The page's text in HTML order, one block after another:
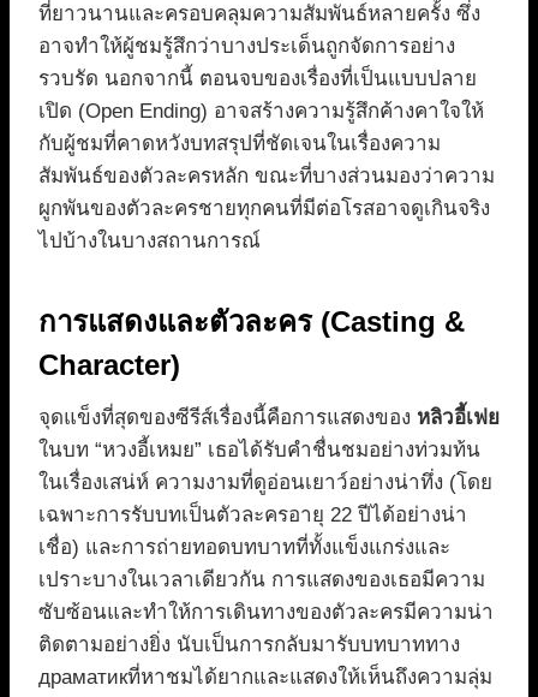
ที่ยาวนานและครอบคลุมความสัมพันธ์หลายครั้ง ซึ่ง
อาจทำให้ผู้ชมรู้สึกว่าบางประเด็นถูกจัดการอย่าง
รวบรัด นอกจากนี้ ตอนจบของเรื่องที่เป็นแบบปลาย
เปิด (Open Ending) อาจสร้างความรู้สึกค้างคาใจให้
กับผู้ชมที่คาดหวังบทสรุปที่ชัดเจนในเรื่องความ
สัมพันธ์ของตัวละครหลัก ขณะที่บางส่วนมองว่าความ
ผูกพันของตัวละครชายทุกคนที่มีต่อโรสอาจดูเกินจริง
ไปบ้างในบางสถานการณ์
การแสดงและตัวละคร (Casting &
Character)
จุดแข็งที่สุดของซีรีส์เรื่องนี้คือการแสดงของ หลิวอี้เฟย
ในบท “หวงอี้เหมย” เธอได้รับคำชื่นชมอย่างท่วมท้น
ในเรื่องเสน่ห์ ความงามที่ดูอ่อนเยาว์อย่างน่าทึ่ง (โดย
เฉพาะการรับบทเป็นตัวละครอายุ 22 ปีได้อย่างน่า
เชื่อ) และการถ่ายทอดบทบาทที่ทั้งแข็งแกร่งและ
เปราะบางในเวลาเดียวกัน การแสดงของเธอมีความ
ซับซ้อนและทำให้การเดินทางของตัวละครมีความน่า
ติดตามอย่างยิ่ง นับเป็นการกลับมารับบทบาททาง
драматикที่หาชมได้ยากและแสดงให้เห็นถึงความลุ่ม